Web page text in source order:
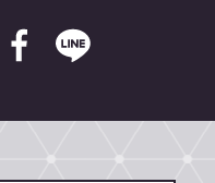
Twitterで共有する
Facebookで共有する